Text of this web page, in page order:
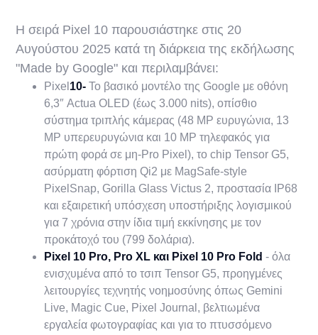
Η σειρά Pixel 10 παρουσιάστηκε στις 20
Αυγούστου 2025 κατά τη διάρκεια της εκδήλωσης
"Made by Google" και περιλαμβάνει:
‍Pixel 10- Το βασικό μοντέλο της Google με οθόνη
6,3″ Actua OLED (έως 3.000 nits), οπίσθιο
σύστημα τριπλής κάμερας (48 MP ευρυγώνια, 13
MP υπερευρυγώνια και 10 MP τηλεφακός για
πρώτη φορά σε μη-Pro Pixel), το chip Tensor G5,
ασύρματη φόρτιση Qi2 με MagSafe-style
PixelSnap, Gorilla Glass Victus 2, προστασία IP68
και εξαιρετική υπόσχεση υποστήριξης λογισμικού
για 7 χρόνια στην ίδια τιμή εκκίνησης με τον
προκάτοχό του (799 δολάρια).
Pixel 10 Pro, Pro XL και Pixel 10 Pro Fold - όλα
ενισχυμένα από το τσιπ Tensor G5, προηγμένες
λειτουργίες τεχνητής νοημοσύνης όπως Gemini
Live, Magic Cue, Pixel Journal, βελτιωμένα
εργαλεία φωτογραφίας και για το πτυσσόμενο